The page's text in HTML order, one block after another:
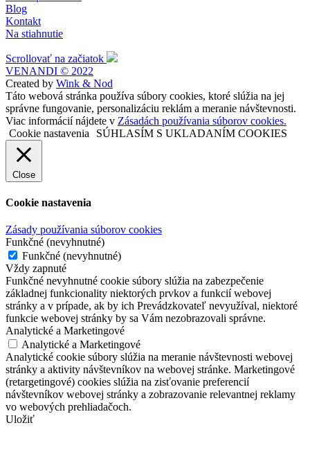
Blog
Kontakt
Na stiahnutie
Scrollovať na začiatok
VENANDI © 2022
Created by Wink & Nod
Táto webová stránka používa súbory cookies, ktoré slúžia na jej
správne fungovanie, personalizáciu reklám a meranie návštevnosti.
Viac informácií nájdete v Zásadách používania súborov cookies.
Cookie nastavenia
SÚHLASÍM S UKLADANÍM COOKIES
Close
Cookie nastavenia
Zásady používania súborov cookies
Funkčné (nevyhnutné)
Funkčné (nevyhnutné)
Vždy zapnuté
Funkčné nevyhnutné cookie súbory slúžia na zabezpečenie
základnej funkcionality niektorých prvkov a funkcií webovej
stránky a v prípade, ak by ich Prevádzkovateľ nevyužíval, niektoré
funkcie webovej stránky by sa Vám nezobrazovali správne.
Analytické a Marketingové
Analytické a Marketingové
Analytické cookie súbory slúžia na meranie návštevnosti webovej
stránky a aktivity návštevníkov na webovej stránke. Marketingové
(retargetingové) cookies slúžia na zisťovanie preferencií
návštevníkov webovej stránky a zobrazovanie relevantnej reklamy
vo webových prehliadačoch.
Uložiť